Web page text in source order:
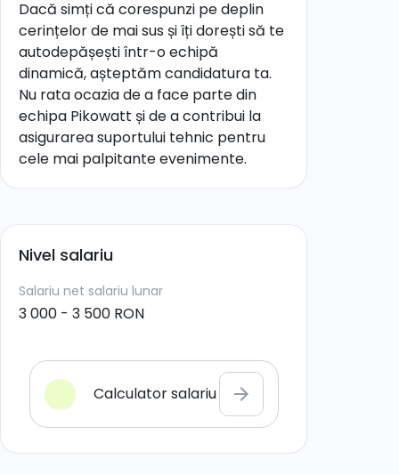
Dacă simți că corespunzi pe deplin
cerințelor de mai sus și îți dorești să te
autodepășești într-o echipă
dinamică, așteptăm candidatura ta.
Nu rata ocazia de a face parte din
echipa Pikowatt și de a contribui la
asigurarea suportului tehnic pentru
cele mai palpitante evenimente.
Nivel salariu
Salariu net salariu lunar
3 000 - 3 500 RON
Calculator salariu arrow_forward